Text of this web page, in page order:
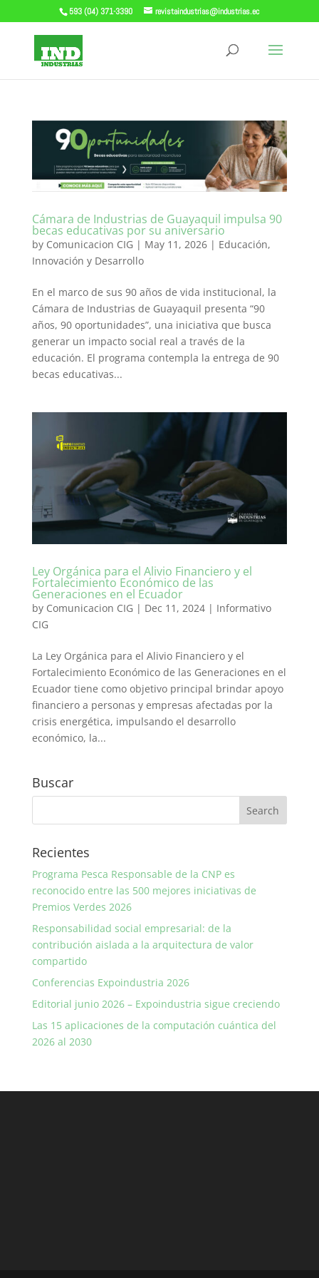
593 (04) 371-3390 revistaindustrias@industrias.ec
Cámara de Industrias de Guayaquil impulsa 90
becas educativas por su aniversario
by Comunicacion CIG | May 11, 2026| Educación,
Innovación y Desarrollo
En el marco de sus 90 años de vida institucional, la
Cámara de Industrias de Guayaquil presenta “90
años, 90 oportunidades”, una iniciativa que busca
generar un impacto social real a través de la
educación. El programa contempla la entrega de 90
becas educativas...
Ley Orgánica para el Alivio Financiero y el
Fortalecimiento Económico de las
Generaciones en el Ecuador
by Comunicacion CIG | Dec 11, 2024| Informativo
CIG
La Ley Orgánica para el Alivio Financiero y el
Fortalecimiento Económico de las Generaciones en el
Ecuador tiene como objetivo principal brindar apoyo
financiero a personas y empresas afectadas por la
crisis energética, impulsando el desarrollo
económico, la...
Buscar
Recientes
Programa Pesca Responsable de la CNP es
reconocido entre las 500 mejores iniciativas de
Premios Verdes 2026
Responsabilidad social empresarial: de la
contribución aislada a la arquitectura de valor
compartido
Conferencias Expoindustria 2026
Editorial junio 2026 – Expoindustria sigue creciendo
Las 15 aplicaciones de la computación cuántica del
2026 al 2030